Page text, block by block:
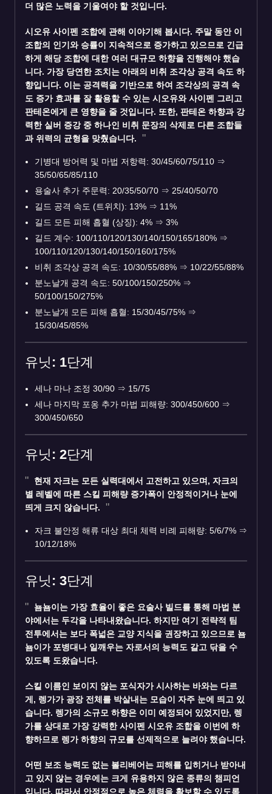
더 많은 노력을 기울여야 할 것입니다.
시오유 사이펜 조합에 관해 이야기해 봅시다. 주말 동안 이
조합의 인기와 승률이 지속적으로 증가하고 있으므로 긴급
하게 해당 조합에 대한 여러 대규모 하향을 진행해야 했습
니다. 가장 당연한 조치는 아래의 비취 조각상 공격 속도 하
향입니다. 이는 공격력을 기반으로 하여 조각상의 공격 속
도 증가 효과를 잘 활용할 수 있는 시오유와 사이펜 그리고
판테온에게 큰 영향을 줄 것입니다. 또한, 판테온 하향과 강
력한 실버 증강 중 하나인 비취 문장의 삭제로 다른 조합들
과 위력의 균형을 맞췄습니다.
기병대 방어력 및 마법 저항력: 30/45/60/75/110 ⇒
35/50/65/85/110
용술사 추가 주문력: 20/35/50/70 ⇒ 25/40/50/70
길드 공격 속도 (트위치): 13% ⇒ 11%
길드 모든 피해 흡혈 (상징): 4% ⇒ 3%
길드 계수: 100/110/120/130/140/150/165/180% ⇒
100/110/120/130/140/150/160/175%
비취 조각상 공격 속도: 10/30/55/88% ⇒ 10/22/55/88%
분노날개 공격 속도: 50/100/150/250% ⇒
50/100/150/275%
분노날개 모든 피해 흡혈: 15/30/45/75% ⇒
15/30/45/85%
유닛: 1단계
세나 마나 조정 30/90 ⇒ 15/75
세나 마지막 포옹 추가 마법 피해량: 300/450/600 ⇒
300/450/650
유닛: 2단계
현재 자크는 모든 실력대에서 고전하고 있으며, 자크의
별 레벨에 따른 스킬 피해량 증가폭이 안정적이거나 눈에
띄게 크지 않습니다.
자크 불안정 해류 대상 최대 체력 비례 피해량: 5/6/7% ⇒
10/12/18%
유닛: 3단계
뇸뇸이 는 가장 효율이 좋은 요술사 빌드를 통해 마법 분
야에서는 두각을 나타내왔습니다. 하지만 여기 전략적 팀
전투에서는 보다 폭넓은 교양 지식을 권장하고 있으므로 뇸
뇸이가 포병대나 일깨우는 자로서의 능력도 갈고 닦을 수
있도록 도왔습니다.
스킬 이름인 보이지 않는 포식자가 시사하는 바와는 다르
게, 렝가가 광장 전체를 박살내는 모습이 자주 눈에 띄고 있
습니다. 렝가의 소규모 하향은 이미 예정되어 있었지만, 렝
가를 상대로 가장 강력한 사이펜 시오유 조합을 이번에 하
향하므로 렝가 하향의 규모를 선제적으로 늘려야 했습니다.
어떤 보조 능력도 없는 볼리베어 는 피해를 입히거나 받아내
고 있지 않는 경우에는 크게 유용하지 않은 종류의 챔피언
입니다. 따라서 안정적으로 높은 체력을 확보할 수 있도록